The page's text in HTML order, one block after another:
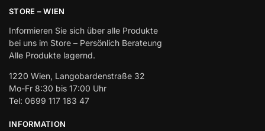
STORE – WIEN
Informieren Sie sich über alle Produkte
bei uns im Store – Persönlich Berateung
Alle Produkte lagernd.
1220 Wien, Langobardenstraße 32
Mo-Fr 8:30 bis 17:00 Uhr
Tel: 0699 117 183 47
INFORMATION